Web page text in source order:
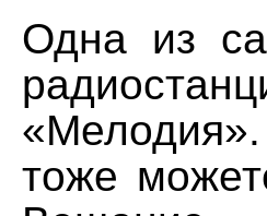
Одна из
тоже